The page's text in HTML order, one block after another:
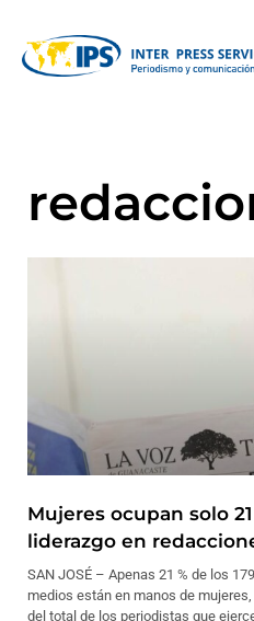
Mujeres ocupan solo
liderazgo en
SAN JOSÉ – Apenas 21 % de los
medios están en manos de
del total de los periodistas que